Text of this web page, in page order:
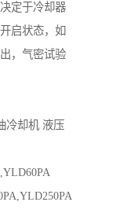
定于冷却器
启状态，如
，气密试验
冷却机 液压